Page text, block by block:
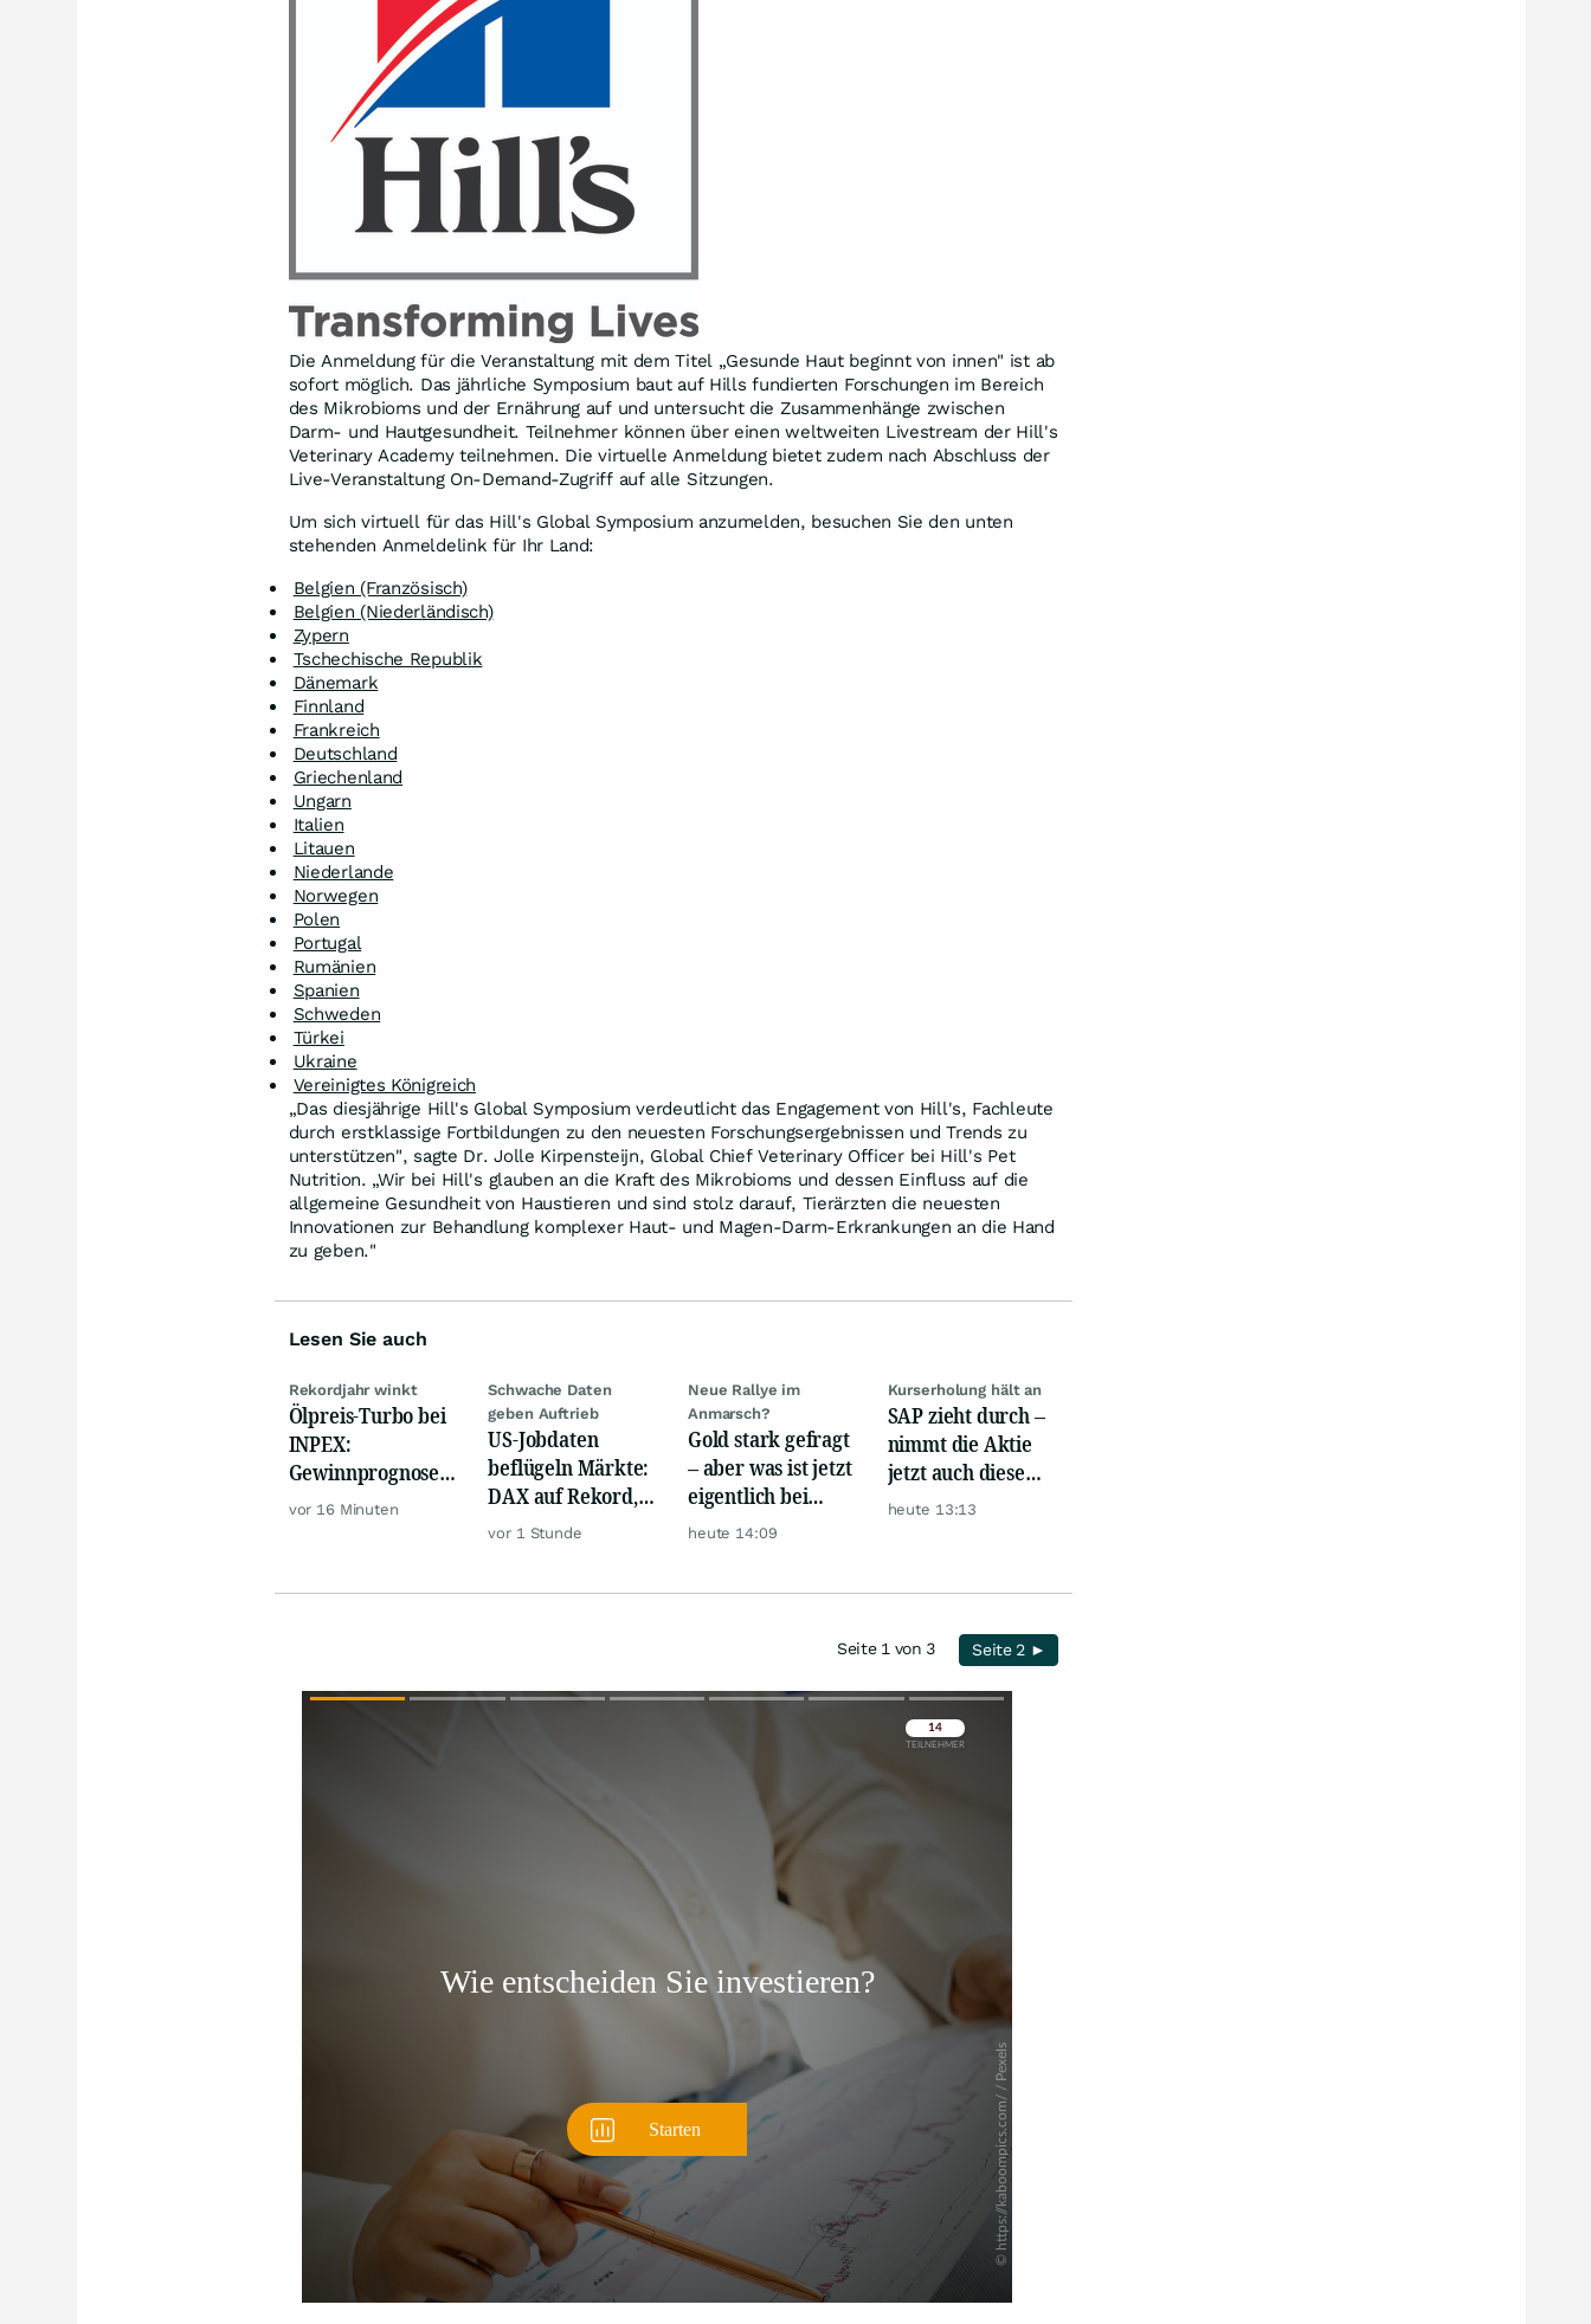
Die Anmeldung für die Veranstaltung mit dem Titel „Gesunde Haut beginnt von innen" ist ab
sofort möglich. Das jährliche Symposium baut auf Hills fundierten Forschungen im Bereich
des Mikrobioms und der Ernährung auf und untersucht die Zusammenhänge zwischen
Darm- und Hautgesundheit. Teilnehmer können über einen weltweiten Livestream der Hill's
Veterinary Academy teilnehmen. Die virtuelle Anmeldung bietet zudem nach Abschluss der
Live-Veranstaltung On-Demand-Zugriff auf alle Sitzungen.
Um sich virtuell für das Hill's Global Symposium anzumelden, besuchen Sie den unten
stehenden Anmeldelink für Ihr Land:
Belgien (Französisch)
Belgien (Niederländisch)
Zypern
Tschechische Republik
Dänemark
Finnland
Frankreich
Deutschland
Griechenland
Ungarn
Italien
Litauen
Niederlande
Norwegen
Polen
Portugal
Rumänien
Spanien
Schweden
Türkei
Ukraine
Vereinigtes Königreich
„Das diesjährige Hill's Global Symposium verdeutlicht das Engagement von Hill's, Fachleute
durch erstklassige Fortbildungen zu den neuesten Forschungsergebnissen und Trends zu
unterstützen", sagte Dr. Jolle Kirpensteijn, Global Chief Veterinary Officer bei Hill's Pet
Nutrition. „Wir bei Hill's glauben an die Kraft des Mikrobioms und dessen Einfluss auf die
allgemeine Gesundheit von Haustieren und sind stolz darauf, Tierärzten die neuesten
Innovationen zur Behandlung komplexer Haut- und Magen-Darm-Erkrankungen an die Hand
zu geben."
Lesen Sie auch
Rekordjahr winkt
Ölpreis-Turbo bei
INPEX:
Gewinnprognose
schießt auf
vor 16 Minuten
Schwache Daten
geben Auftrieb
US-Jobdaten
beflügeln Märkte:
DAX auf Rekord,
Gold hebt ab
vor 1 Stunde
Neue Rallye im
Anmarsch?
Gold stark gefragt
– aber was ist jetzt
eigentlich bei
Silber möglich?
heute 14:09
Kurserholung hält an
SAP zieht durch –
nimmt die Aktie
jetzt auch diese
Hürde?
heute 13:13
Seite 1 von 3 Seite 2 ►
Überspringen